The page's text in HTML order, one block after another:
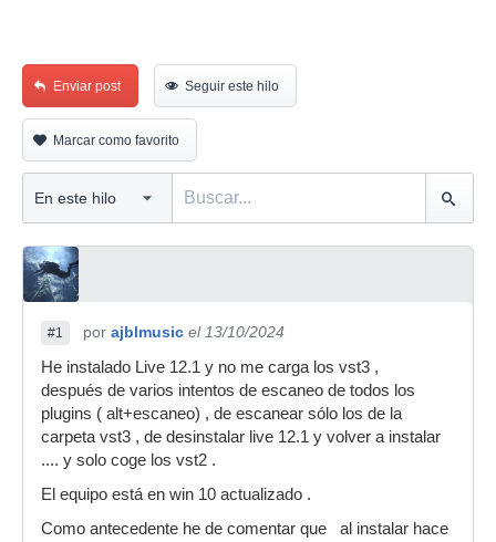
Enviar post Seguir este hilo
Marcar como favorito
#1 por ajblmusic el 13/10/2024
He instalado Live 12.1 y no me carga los vst3 ,
después de varios intentos de escaneo de todos los
plugins ( alt+escaneo) , de escanear sólo los de la
carpeta vst3 , de desinstalar live 12.1 y volver a instalar
.... y solo coge los vst2 .
El equipo está en win 10 actualizado .
Como antecedente he de comentar que al instalar hace